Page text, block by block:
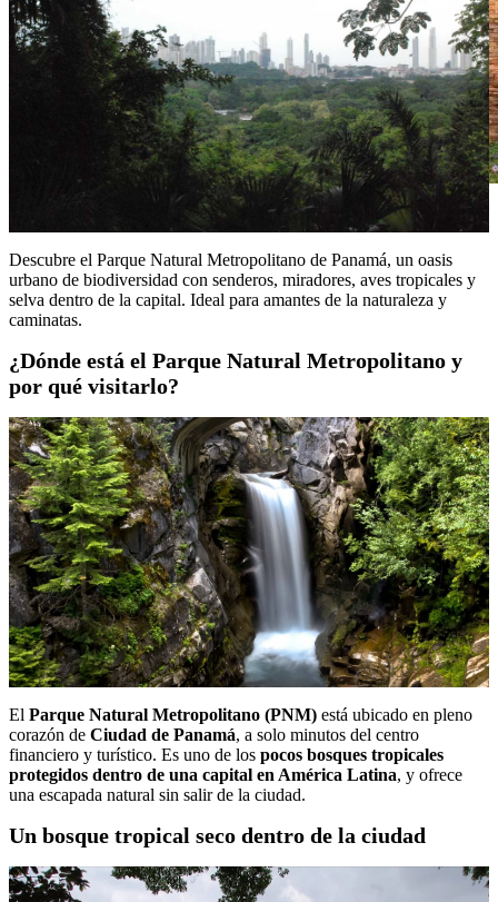
Descubre el Parque Natural Metropolitano de Panamá, un oasis
urbano de biodiversidad con senderos, miradores, aves tropicales y
selva dentro de la capital. Ideal para amantes de la naturaleza y
caminatas.
¿Dónde está el Parque Natural Metropolitano y
por qué visitarlo?
El Parque Natural Metropolitano (PNM) está ubicado en pleno
corazón de Ciudad de Panamá, a solo minutos del centro
financiero y turístico. Es uno de los pocos bosques tropicales
protegidos dentro de una capital en América Latina, y ofrece
una escapada natural sin salir de la ciudad.
Un bosque tropical seco dentro de la ciudad